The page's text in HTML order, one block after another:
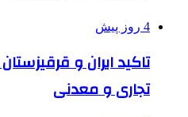
4 روز پیش
تاکید ایران و
تجاری و معدنی